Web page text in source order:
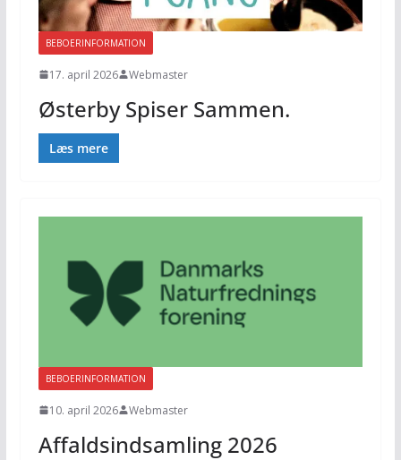
BEBOERINFORMATION
17. april 2026 Webmaster
Østerby Spiser Sammen.
Læs mere
BEBOERINFORMATION
10. april 2026 Webmaster
Affaldsindsamling 2026